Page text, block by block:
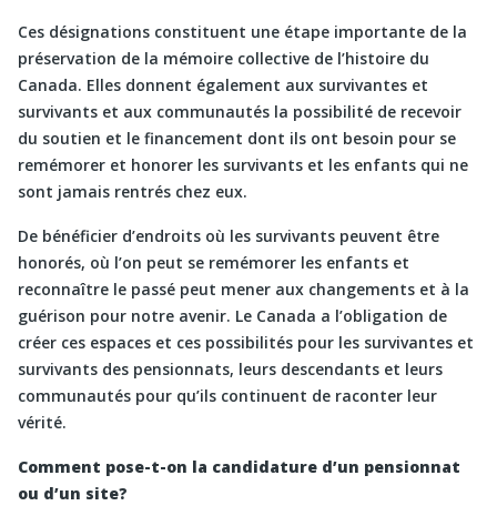
Ces désignations constituent une étape importante de la
préservation de la mémoire collective de l’histoire du
Canada. Elles donnent également aux survivantes et
survivants et aux communautés la possibilité de recevoir
du soutien et le financement dont ils ont besoin pour se
remémorer et honorer les survivants et les enfants qui ne
sont jamais rentrés chez eux.
De bénéficier d’endroits où les survivants peuvent être
honorés, où l’on peut se remémorer les enfants et
reconnaître le passé peut mener aux changements et à la
guérison pour notre avenir. Le Canada a l’obligation de
créer ces espaces et ces possibilités pour les survivantes et
survivants des pensionnats, leurs descendants et leurs
communautés pour qu’ils continuent de raconter leur
vérité.
Comment pose-t-on la candidature d’un pensionnat
ou d’un site?